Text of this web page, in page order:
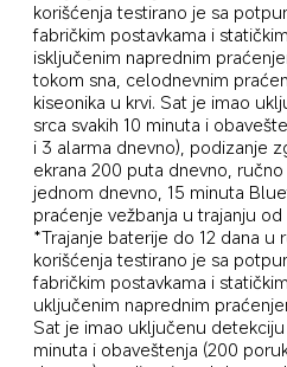
korišćenja testirano je sa
fabričkim postavkama i
isključenim naprednim
tokom sna, celodnevnim
kiseonika u krvi. Sat je imao
srca svakih 10 minuta i
i 3 alarma dnevno), podizanje
ekrana 200 puta dnevno,
jednom dnevno, 15 minuta
praćenje vežbanja u trajanju
*Trajanje baterije do 12 dana u
korišćenja testirano je sa
fabričkim postavkama i
uključenim naprednim
Sat je imao uključenu detekciju
minuta i obaveštenja (200